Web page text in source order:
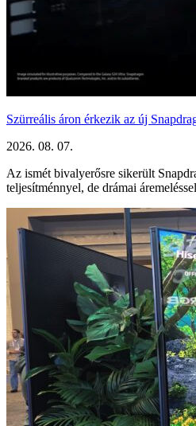
Szürreális áron érkezik az új
2026. 08. 07.
Az ismét bivalyerősre sikerült
teljesítménnyel, de drámai